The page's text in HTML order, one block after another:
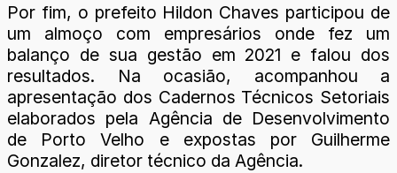
Por fim, o prefeito Hildon Chaves participou de
um almoço com empresários onde fez um
balanço de sua gestão em 2021 e falou dos
resultados. Na ocasião, acompanhou a
apresentação dos Cadernos Técnicos Setoriais
elaborados pela Agência de Desenvolvimento
de Porto Velho e expostas por Guilherme
Gonzalez, diretor técnico da Agência.